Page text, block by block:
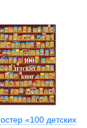
«100 детских